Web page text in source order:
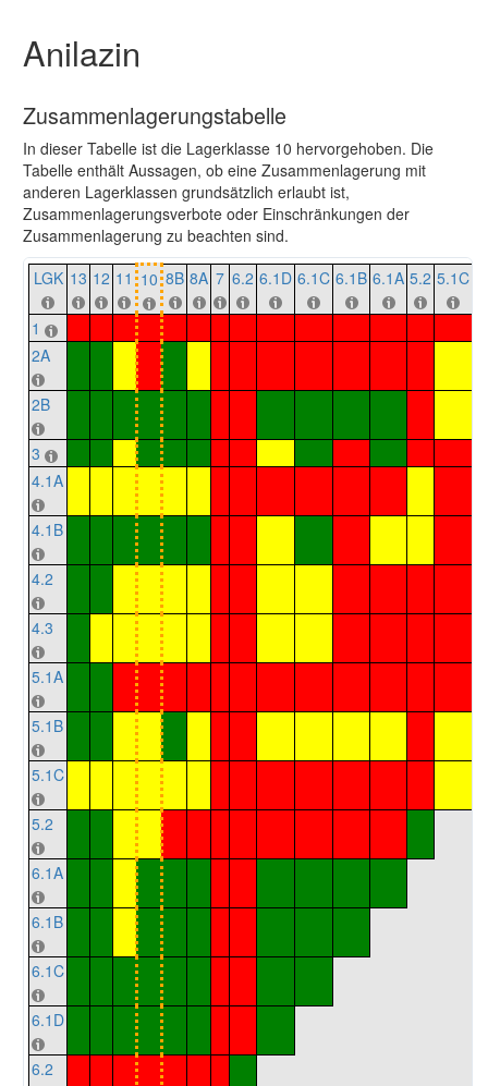
Anilazin
Zusammenlagerungstabelle
In dieser Tabelle ist die Lagerklasse 10 hervorgehoben. Die
Tabelle enthält Aussagen, ob eine Zusammenlagerung mit
anderen Lagerklassen grundsätzlich erlaubt ist,
Zusammenlagerungsverbote oder Einschränkungen der
Zusammenlagerung zu beachten sind.
LGK 13 12 11 10 8B 8A 7 6.2 6.1D 6.1C 6.1B 6.1A 5.2 5.1C
1
2A
2B
3
4.1A
4.1B
4.2
4.3
5.1A
5.1B
5.1C
5.2
6.1A
6.1B
6.1C
6.1D
6.2